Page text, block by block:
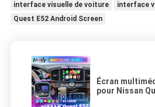
interface visuelle de voiture
interface
Quest E52 Android Screen
Écran
pour Nissan